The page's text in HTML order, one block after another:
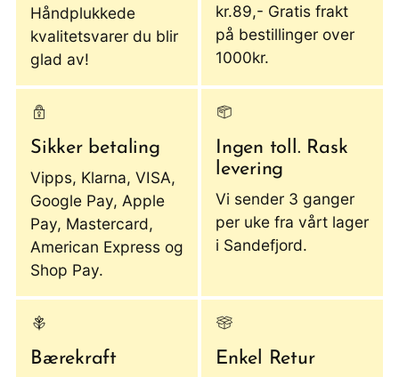
Håndplukkede
kvalitetsvarer du blir
glad av!
kr.89,- Gratis frakt
på bestillinger over
1000kr.
Sikker betaling
Vipps, Klarna, VISA,
Google Pay, Apple
Pay, Mastercard,
American Express og
Shop Pay.
Ingen toll. Rask
levering
Vi sender 3 ganger
per uke fra vårt lager
i Sandefjord.
Bærekraft
Enkel Retur